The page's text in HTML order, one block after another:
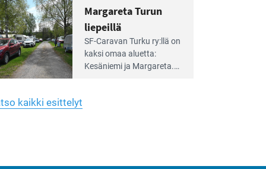
varustettua caravan-paik­
kaa sekä kymmenen
paikkaa ilman sähköä.
Margareta Turun
liepeillä
SF-Caravan Turku ry:llä on
kaksi omaa aluet­ta:
Kesäniemi ja Margareta.
kaikki esittelyt